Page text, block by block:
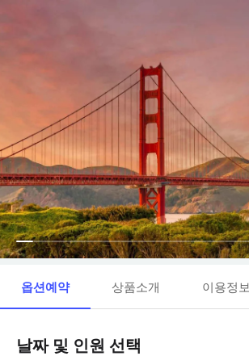
옵션예약 상품소개 이용정보
날짜 및 인원 선택